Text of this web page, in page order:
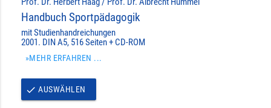
Handbuch Sportpädagogik
mit Studienhandreichungen
2001. DIN A5, 516 Seiten + CD-ROM
»MEHR ERFAHREN ...
done AUSWÄHLEN